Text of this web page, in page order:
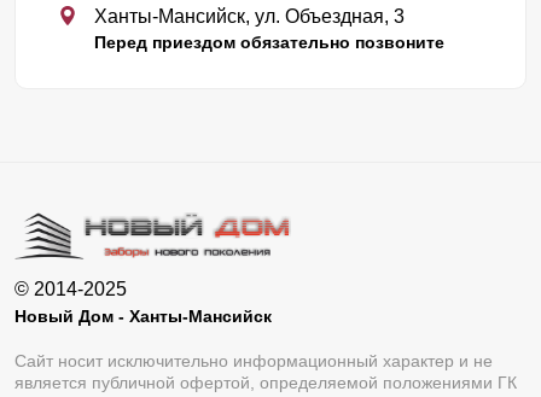
Ханты-Мансийск, ул. Объездная, 3
Перед приездом обязательно позвоните
© 2014-2025
Новый Дом - Ханты-Мансийск
Сайт носит исключительно информационный характер и не
является публичной офертой, определяемой положениями ГК